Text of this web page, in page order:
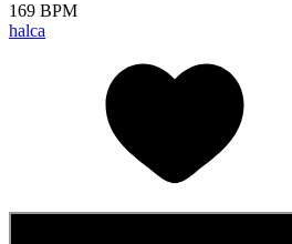
169 BPM
halca